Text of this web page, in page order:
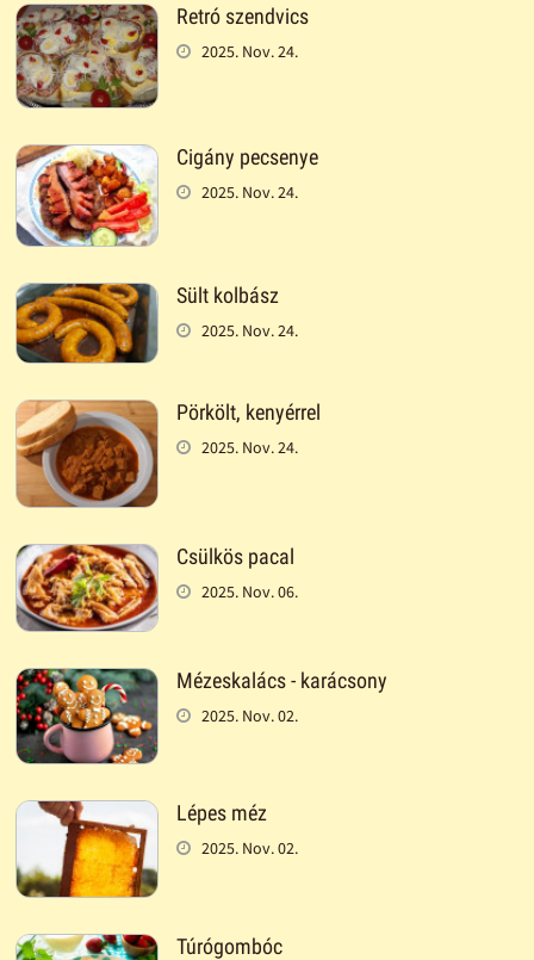
Retró szendvics
2025. Nov. 24.
Cigány pecsenye
2025. Nov. 24.
Sült kolbász
2025. Nov. 24.
Pörkölt, kenyérrel
2025. Nov. 24.
Csülkös pacal
2025. Nov. 06.
Mézeskalács - karácsony
2025. Nov. 02.
Lépes méz
2025. Nov. 02.
Túrógombóc